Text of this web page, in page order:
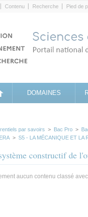
Contenu Recherche Pied de
DOMAINES
par savoirs > Bac Pro >
> S5 - LA MÉCANIQUE ET LA
constructif de
aucun contenu classé